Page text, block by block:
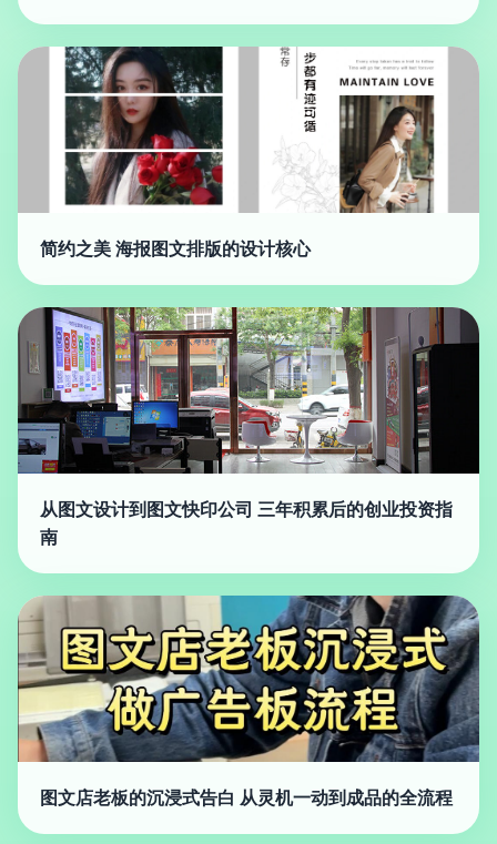
简约之美 海报图文排版的设计核心
从图文设计到图文快印公司 三年积累后的创业投资指
南
图文店老板的沉浸式告白 从灵机一动到成品的全流程